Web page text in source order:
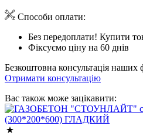
Способи оплати:
Без передоплати! Купити
Фіксуємо ціну на 60 днів
Безкоштовна консультація наших
Отримати консультацію
Вас також може зацікавити: